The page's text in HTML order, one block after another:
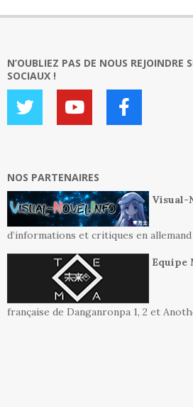
N’OUBLIEZ PAS DE NOUS REJOINDRE
SOCIAUX !
NOS PARTENAIRES
Visual-
d’informations et critiques en
Equipe
française de Danganronpa 1, 2 et